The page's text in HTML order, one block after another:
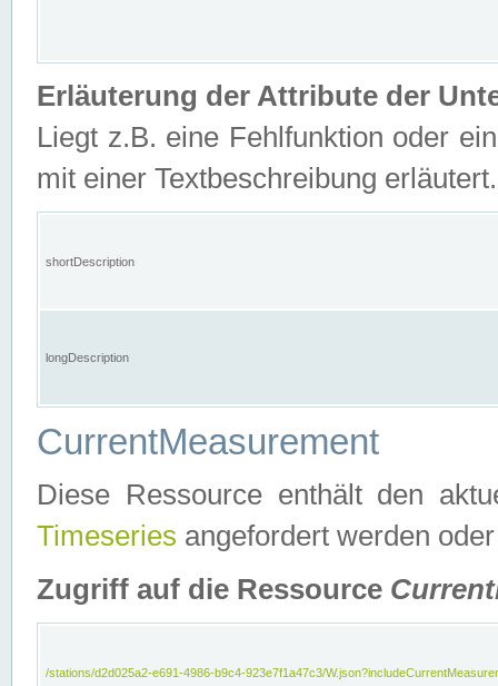
Erläuterung der Attribute der
Liegt z.B. eine Fehlfunktion oder
mit einer Textbeschreibung erläutert.
shortDescription
longDescription
CurrentMeasurement
Diese Ressource enthält den
Timeseries angefordert werden
Zugriff auf die Ressource
/stations/d2d025a2-e691-4986-b9c4-923e7f1a47c3/